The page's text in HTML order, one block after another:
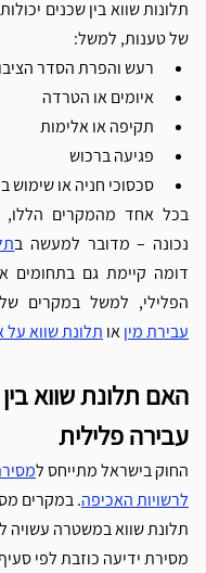
של טענות, למשל:
רעש והפרת הסדר
איומים או הטרדה
תקיפה או אלימות
פגיעה ברכוש
סכסוכי חניה או שימוש
נכונה – מדובר למעשה ב
הפלילי, למשל במקרים של
עבירת מין או תלונת שווא
האם תלונת שווא
עבירה פלילית
החוק בישראל מתייחס ל
לרשויות האכיפה. במקרים
תלונת שווא במשטרה עשויה